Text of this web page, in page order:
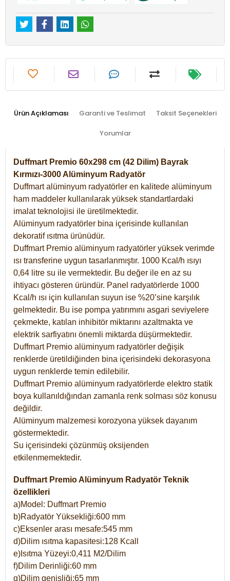
Ürün Açıklaması Garanti ve Teslimat Taksit Seçenekleri
Yorumlar
Duffmart Premio 60x298 cm (42 Dilim) Bayrak
Kırmızı-3000 Alüminyum Radyatör
Duffmart alüminyum radyatörler en kalitede alüminyum
ham maddeler kullanılarak yüksek standartlardaki
imalat teknolojisi ile üretilmektedir.
Alüminyum radyatörler bina içerisinde kullanılan
dekoratif ısıtma ürünüdür.
Duffmart Premio alüminyum radyatörler yüksek verimde
ısı transferine uygun tasarlanmıştır. 1000 Kcal/h ısıyı
0,64 litre su ile vermektedir. Bu değer ile en az su
ihtiyacı gösteren üründür. Panel radyatörlerde 1000
Kcal/h ısı için kullanılan suyun ise %20’sine karşılık
gelmektedir. Bu ise pompa yatırımını asgari seviyelere
çekmekte, katılan inhibitör miktarını azaltmakta ve
elektrik sarfiyatını önemli miktarda düşürmektedir.
Duffmart Premio alüminyum radyatörler değişik
renklerde üretildiğinden bina içerisindeki dekorasyona
uygun renklerde temin edilebilir.
Duffmart Premio alüminyum radyatörlerde elektro statik
boya kullanıldığından zamanla renk solması söz konusu
değildir.
Alüminyum malzemesi korozyona yüksek dayanım
göstermektedir.
Su içerisindeki çözünmüş oksijenden
etkilenmemektedir.
Duffmart Premio Alüminyum Radyatör Teknik
özellikleri
a)Model: Duffmart Premio
b)Radyatör Yüksekliği:600 mm
c)Eksenler arası mesafe:545 mm
d)Dilim ısıtma kapasitesi:128 Kcall
e)Isıtma Yüzeyi:0,411 M2/Dilim
f)Dilim Derinliği:60 mm
g)Dilim genişliği:65 mm